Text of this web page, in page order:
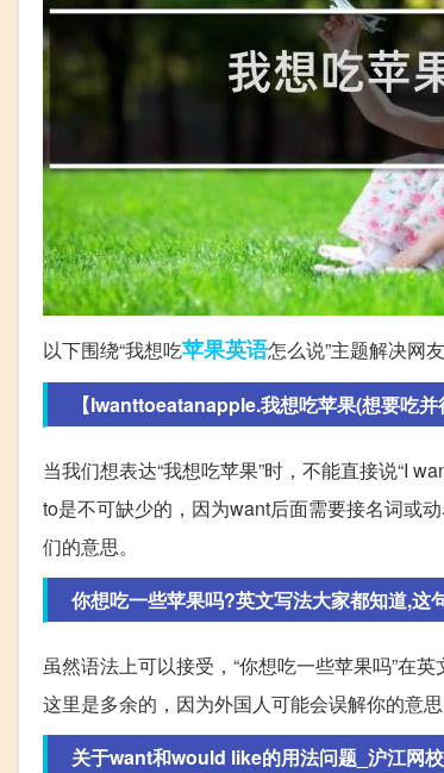
以下围绕“我想吃苹果英语怎么说”主题解决网
【Iwanttoeatanapple.我想吃苹果(想要吃
当我们想表达“我想吃苹果”时，不能直接说“I
to是不可缺少的，因为want后面需要接名词或
们的意思。
你想吃一些苹果吗?英文写法大家都知道,这
虽然语法上可以接受，“你想吃一些苹果吗”在
这里是多余的，因为外国人可能会误解你的意
关于want和would like的用法问题_沪江网